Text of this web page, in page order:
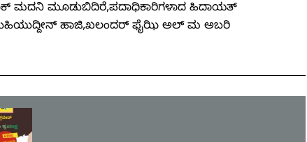
ಮದನಿ ಮೂಡುಬಿದಿರೆ,ಪದಾಧಿಕಾರಿಗಳಾದ ಹಿದಾಯತ್
ಹಾಜಿ,ಖಲಂದರ್ ಫೈಝಿ ಅಲ್ ಮ ಅಬರಿ